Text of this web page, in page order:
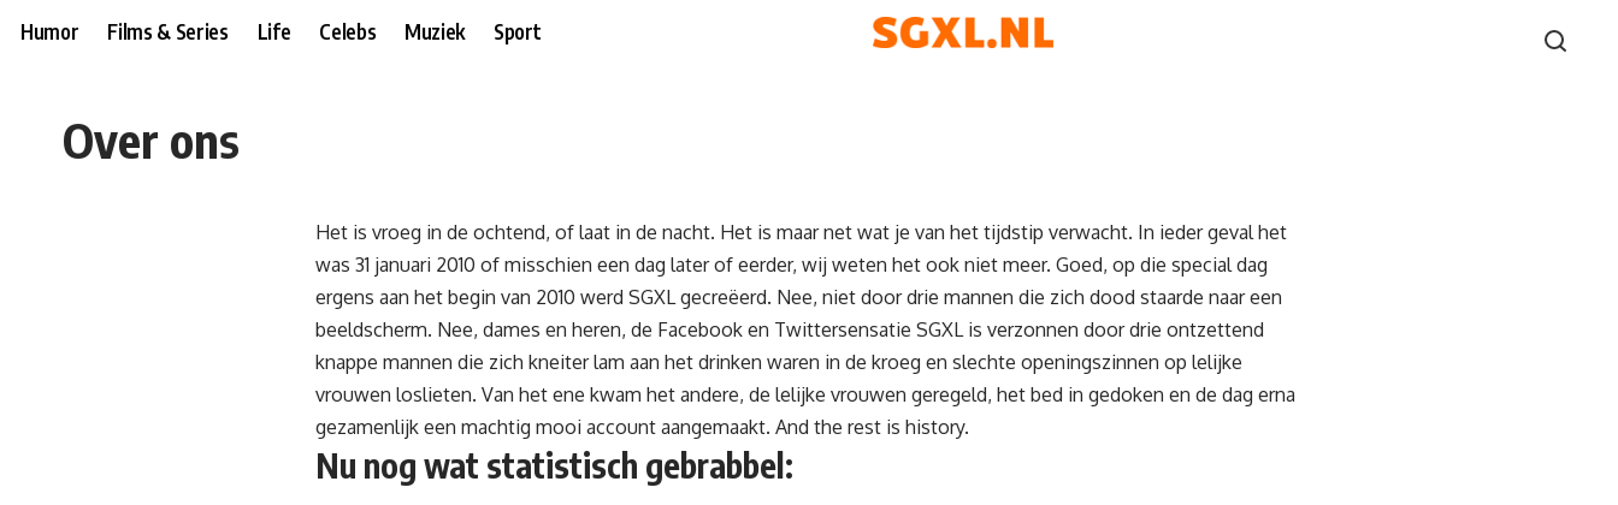
Humor Films & Series Life Celebs Muziek Sport
Over ons
Het is vroeg in de ochtend, of laat in de nacht. Het is maar net wat je van het tijdstip verwacht. In ieder geval het
was 31 januari 2010 of misschien een dag later of eerder, wij weten het ook niet meer. Goed, op die special dag
ergens aan het begin van 2010 werd SGXL gecreëerd. Nee, niet door drie mannen die zich dood staarde naar een
beeldscherm. Nee, dames en heren, de Facebook en Twittersensatie SGXL is verzonnen door drie ontzettend
knappe mannen die zich kneiter lam aan het drinken waren in de kroeg en slechte openingszinnen op lelijke
vrouwen loslieten. Van het ene kwam het andere, de lelijke vrouwen geregeld, het bed in gedoken en de dag erna
gezamenlijk een machtig mooi account aangemaakt. And the rest is history.
Nu nog wat statistisch gebrabbel: